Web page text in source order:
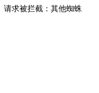
请求被拦截：其他蜘蛛